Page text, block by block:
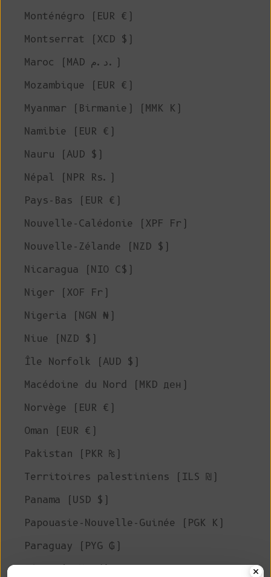
Monténégro (EUR €)
Montserrat (XCD $)
Maroc (MAD د.م.)
Mozambique (EUR €)
Myanmar (Birmanie) (MMK K)
Namibie (EUR €)
Nauru (AUD $)
Népal (NPR Rs.)
Pays-Bas (EUR €)
Nouvelle-Calédonie (XPF Fr)
Nouvelle-Zélande (NZD $)
Nicaragua (NIO C$)
Niger (XOF Fr)
Nigeria (NGN ₦)
Niue (NZD $)
Île Norfolk (AUD $)
Macédoine du Nord (MKD ден)
Norvège (EUR €)
Oman (EUR €)
Pakistan (PKR ₨)
Territoires palestiniens (ILS ₪)
Panama (USD $)
Papouasie-Nouvelle-Guinée (PGK K)
Paraguay (PYG ₲)
Pérou (PEN S/)